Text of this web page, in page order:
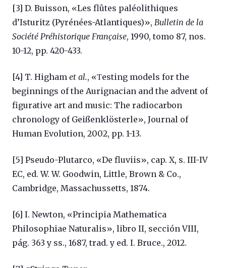
[3] D. Buisson, «Les flûtes paléolithiques
d’Isturitz (Pyrénées-Atlantiques)», Bulletin de la
Société Préhistorique Française, 1990, tomo 87, nos.
10-12, pp. 420-433.
[4] T. Higham et al., «Τesting models for the
beginnings of the Aurignacian and the advent of
figurative art and music: The radiocarbon
chronology of Geißenklösterle», Journal of
Human Evolution, 2002, pp. 1-13.
[5] Pseudo-Plutarco, «De fluviis», cap. X, s. III-IV
EC, ed. W. W. Goodwin, Little, Brown & Co.,
Cambridge, Massachussetts, 1874.
[6] I. Newton, «Principia Mathematica
Philosophiae Naturalis», libro II, sección VIII,
pág. 363 y ss., 1687, trad. y ed. I. Bruce., 2012.